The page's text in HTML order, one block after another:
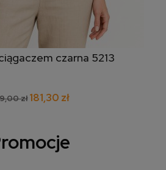
czarna 5213
zł 181,30 zł